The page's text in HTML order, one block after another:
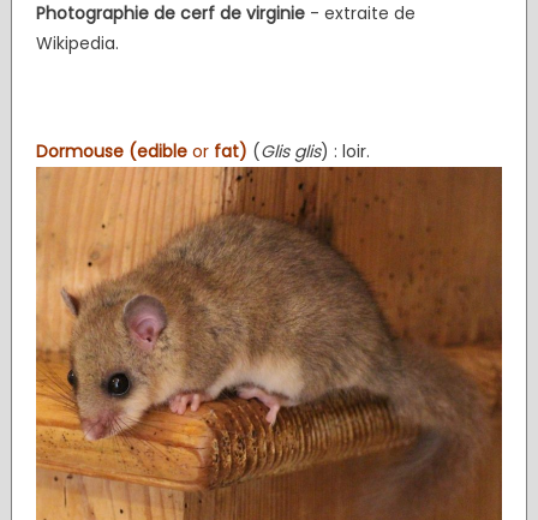
Photographie de cerf de virginie- extraite de
Wikipedia.
Dormouse (edible orfat) (Glis glis) : loir.